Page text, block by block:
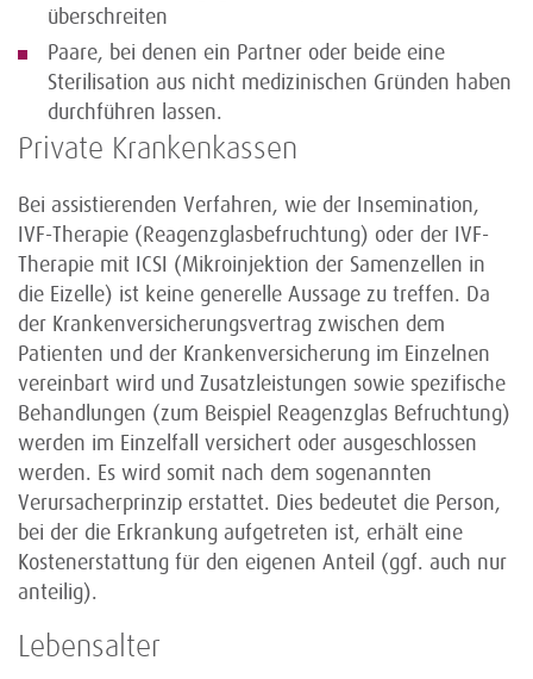
überschreiten
Paare, bei denen ein Partner oder beide eine
Sterilisation aus nicht medizinischen Gründen haben
durchführen lassen.
Private Krankenkassen
Bei assistierenden Verfahren, wie der Insemination,
IVF-Therapie (Reagenzglasbefruchtung) oder der IVF-
Therapie mit ICSI (Mikroinjektion der Samenzellen in
die Eizelle) ist keine generelle Aussage zu treffen. Da
der Krankenversicherungsvertrag zwischen dem
Patienten und der Krankenversicherung im Einzelnen
vereinbart wird und Zusatzleistungen sowie spezifische
Behandlungen (zum Beispiel Reagenzglas Befruchtung)
werden im Einzelfall versichert oder ausgeschlossen
werden. Es wird somit nach dem sogenannten
Verursacherprinzip erstattet. Dies bedeutet die Person,
bei der die Erkrankung aufgetreten ist, erhält eine
Kostenerstattung für den eigenen Anteil (ggf. auch nur
anteilig).
Lebensalter